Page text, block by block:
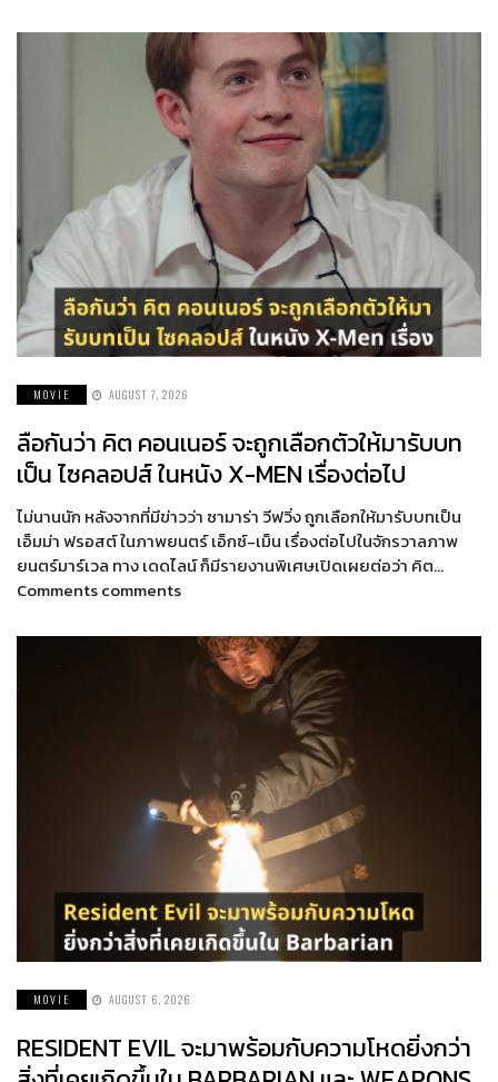
MOVIE AUGUST 7, 2026
ลือกันว่า คิต คอนเนอร์ จะถูกเลือกตัวให้มารับบท
เป็น ไซคลอปส์ ในหนัง X-MEN เรื่องต่อไป
ไม่นานนัก หลังจากที่มีข่าวว่า ซามาร่า วีฟวิ่ง ถูกเลือกให้มารับบทเป็น
เอ็มม่า ฟรอสต์ ในภาพยนตร์ เอ็กซ์-เม็น เรื่องต่อไปในจักรวาลภาพ
ยนตร์มาร์เวล ทาง เดดไลน์ ก็มีรายงานพิเศษเปิดเผยต่อว่า คิต…
Comments comments
MOVIE AUGUST 6, 2026
RESIDENT EVIL จะมาพร้อมกับความโหดยิ่งกว่า